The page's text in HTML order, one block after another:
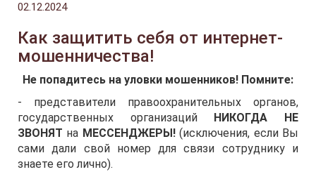
02.12.2024
Как защитить себя от интернет-
мошенничества!
Не попадитесь на уловки мошенников! Помните:
- представители правоохранительных органов,
государственных организаций НИКОГДА НЕ
ЗВОНЯТ на МЕССЕНДЖЕРЫ!(исключения, если Вы
сами дали свой номер для связи сотруднику и
знаете его лично).